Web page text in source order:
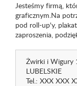
Jesteśmy firmą,
graficznym.Na
pod roll-up'y,
zaproszenia,
Żwirki i Wigury
LUBELSKIE
Tel.: XXX XXX